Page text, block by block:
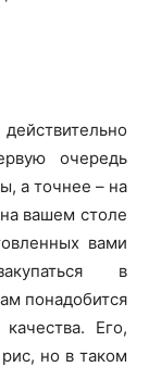
очередь
а точнее – на
вашем столе
вами
в
понадобится
Его,
но в таком